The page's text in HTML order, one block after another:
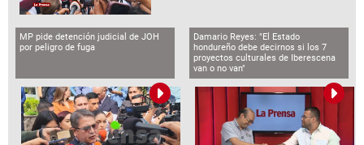
MP pide detención judicial de JOH
por peligro de fuga
Damario Reyes: "El Estado
hondureño debe decirnos si los 7
proyectos culturales de Iberescena
van o no van"